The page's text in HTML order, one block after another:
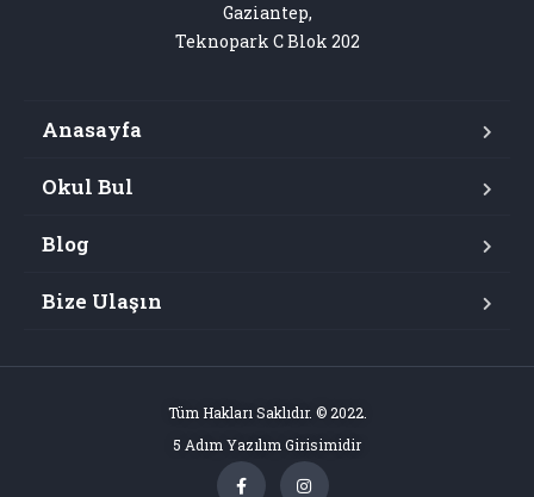
Gaziantep,
Teknopark C Blok 202
Anasayfa
Okul Bul
Blog
Bize Ulaşın
Tüm Hakları Saklıdır. © 2022.
5 Adım Yazılım Girisimidir